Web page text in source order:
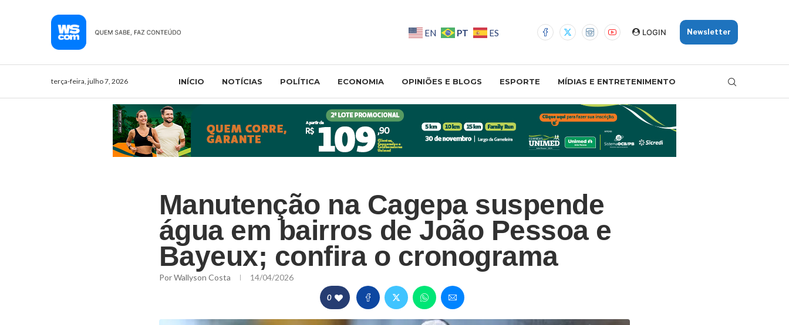
EN PT ES LOGIN Newsletter
terça-feira, julho 7, 2026 INÍCIO NOTÍCIAS POLÍTICA ECONOMIA OPINIÕES E BLOGS ESPORTE MÍDIAS E ENTRETENIMENTO
Manutenção na Cagepa suspende
água em bairros de João Pessoa e
Bayeux; confira o cronograma
PorWallyson Costa 14/04/2026
0